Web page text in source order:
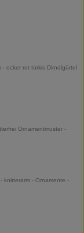
ocker rot türkis Dirndlgürtel
Ornamentmuster -
knitterarm - Ornamente -